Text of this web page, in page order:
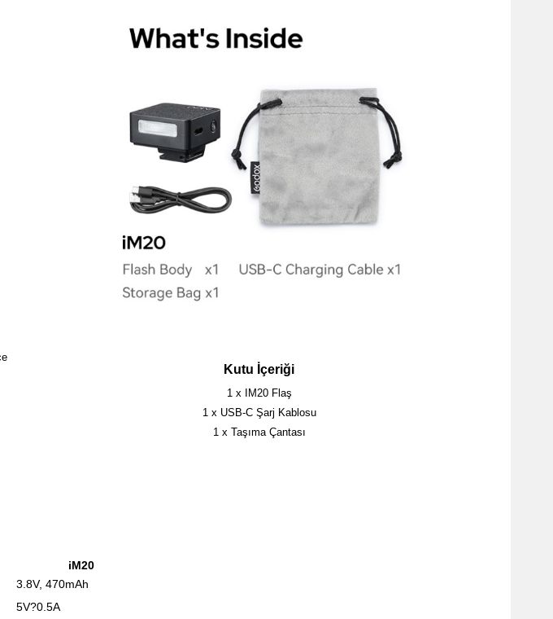
Kutu İçeriği
1 x IM20 Flaş
1 x USB-C Şarj Kablosu
1 x Taşıma Çantası
iM20
3.8V, 470mAh
5V?0.5A